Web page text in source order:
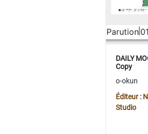
Parution
DAILY
Copy
o-okun
Éditeur :
Studio